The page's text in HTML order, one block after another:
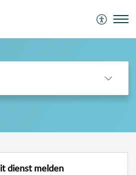
dienst melden